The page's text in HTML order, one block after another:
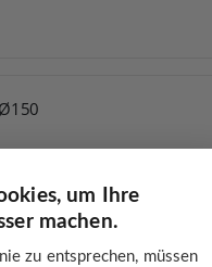
um Ihre
machen.
zu entsprechen, müssen